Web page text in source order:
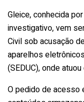
Gleice, conhecida
investigativo, vem
Civil sob acusação
aparelhos
(SEDUC), onde
O pedido de acesso